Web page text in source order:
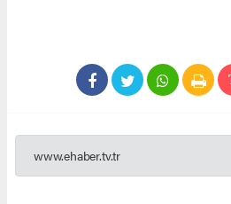
www.ehaber.tv.tr